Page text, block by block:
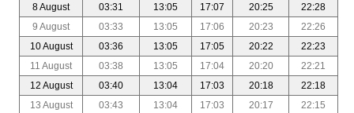
8 August
03:31 13:05 17:07 20:25
22:28
9 August
03:33 13:05 17:06 20:23
22:26
10 August
03:36 13:05 17:05 20:22
22:23
11 August
03:38 13:05 17:04 20:20
22:21
12 August
03:40 13:04 17:03 20:18
22:18
13 August
03:43 13:04 17:03 20:17
22:15